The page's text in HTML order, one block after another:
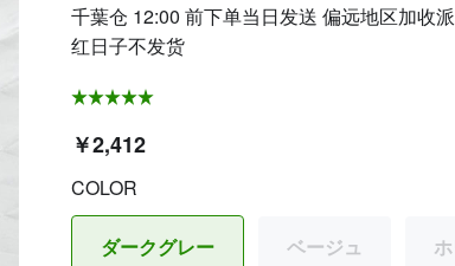
千葉仓 12:00 前下单当日发送 偏远地区加收
红日子不发货
￥2,412
COLOR
ダークグレー ベージュ